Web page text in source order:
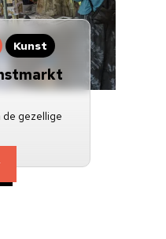
Kunst
gezellige